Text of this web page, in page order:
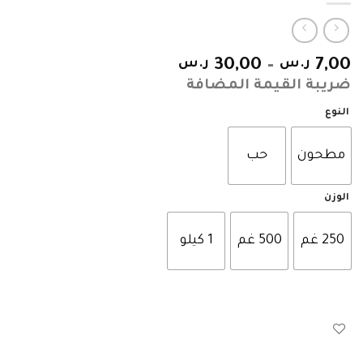
7,00 ر.س –
30,00 ر.س
ضريبة القيمة المضافة
النوع
مطحون حب
الوزن
250 غم 500 غم 1 كيلو